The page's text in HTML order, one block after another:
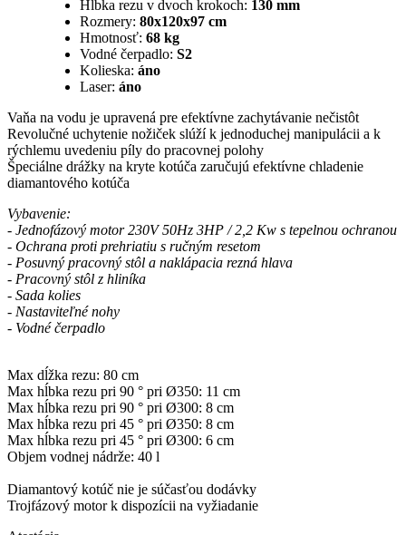
Hĺbka rezu v dvoch krokoch: 130 mm
Rozmery: 80x120x97 cm
Hmotnosť: 68 kg
Vodné čerpadlo: S2
Kolieska: áno
Laser: áno
Vaňa na vodu je upravená pre efektívne zachytávanie nečistôt
Revolučné uchytenie nožiček slúží k jednoduchej manipulácii a k
rýchlemu uvedeniu píly do pracovnej polohy
Špeciálne drážky na kryte kotúča zaručujú efektívne chladenie
diamantového kotúča
Vybavenie:
- Jednofázový motor 230V 50Hz 3HP / 2,2 Kw s tepelnou ochranou
- Ochrana proti prehriatiu s ručným resetom
- Posuvný pracovný stôl a naklápacia rezná hlava
- Pracovný stôl z hliníka
- Sada kolies
- Nastaviteľné nohy
- Vodné čerpadlo
Max dĺžka rezu: 80 cm
Max hĺbka rezu pri 90 ° pri Ø350: 11 cm
Max hĺbka rezu pri 90 ° pri Ø300: 8 cm
Max hĺbka rezu pri 45 ° pri Ø350: 8 cm
Max hĺbka rezu pri 45 ° pri Ø300: 6 cm
Objem vodnej nádrže: 40 l
Diamantový kotúč nie je súčasťou dodávky
Trojfázový motor k dispozícii na vyžiadanie